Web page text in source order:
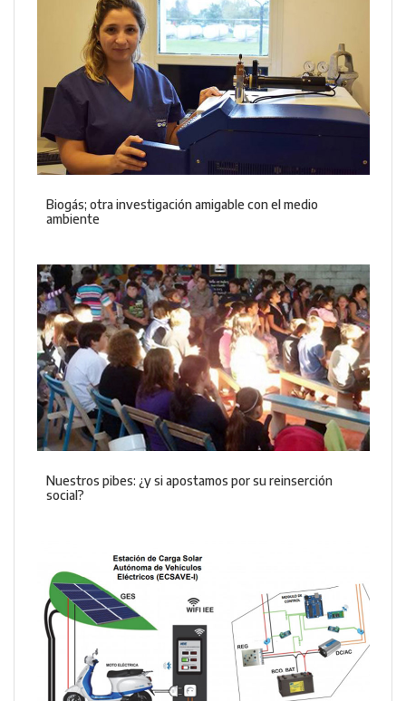
Biogás; otra investigación amigable con el medio
ambiente
Nuestros pibes: ¿y si apostamos por su reinserción
social?